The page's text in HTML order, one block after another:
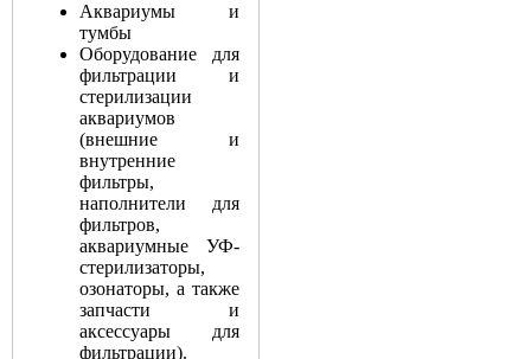
Аквариумы и
тумбы
Оборудование для
фильтрации и
стерилизации
аквариумов
(внешние и
внутренние
фильтры,
наполнители для
фильтров,
аквариумные УФ-
стерилизаторы,
озонаторы, а также
запчасти и
аксессуары для
фильтрации).